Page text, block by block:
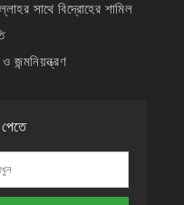
সাথে বিদ্রোহের শামিল
জন্মনিয়ন্ত্রণ